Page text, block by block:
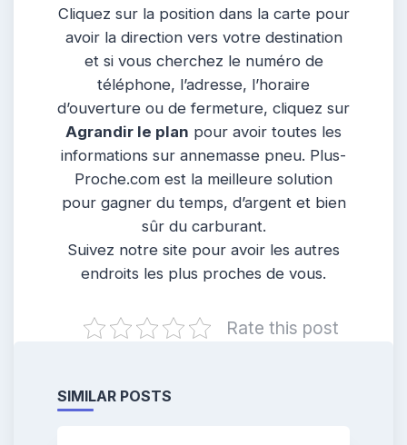
Cliquez sur la position dans la carte pour
avoir la direction vers votre destination
et si vous cherchez le numéro de
téléphone, l’adresse, l’horaire
d’ouverture ou de fermeture, cliquez sur
Agrandir le plan pour avoir toutes les
informations sur annemasse pneu. Plus-
Proche.com est la meilleure solution
pour gagner du temps, d’argent et bien
sûr du carburant.
Suivez notre site pour avoir les autres
endroits les plus proches de vous.
Rate this post
SIMILAR POSTS